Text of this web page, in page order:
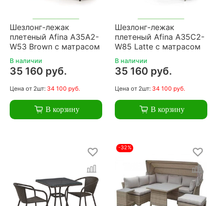
Шезлонг-лежак
плетеный Afina A35A2-
W53 Brown с матрасом
В наличии
35 160 руб.
Цена от 2шт: 34 100 руб.
В корзину
Шезлонг-лежак
плетеный Afina A35C2-
W85 Latte с матрасом
В наличии
35 160 руб.
Цена от 2шт: 34 100 руб.
В корзину
-32%